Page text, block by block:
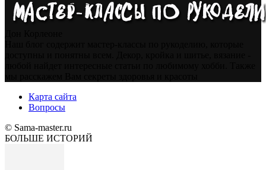
Карта сайта
Вопросы
© Sama-master.ru
БОЛЬШЕ ИСТОРИЙ